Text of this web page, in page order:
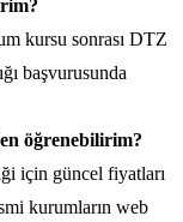
kursu sonrası DTZ
başvurusunda
öğrenebilirim?
için güncel fiyatları
kurumların web